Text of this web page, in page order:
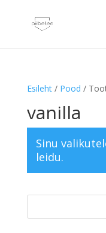
Esileht/ Pood /
vanilla
Sinu
leidu.